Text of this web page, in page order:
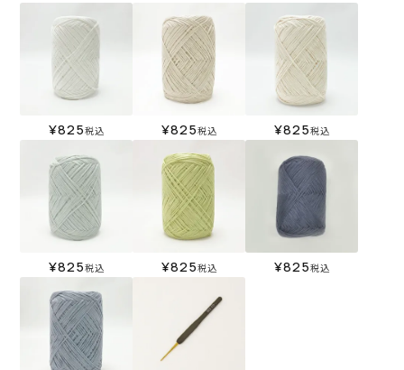
¥825税込 ¥825税込 ¥825税込
¥825税込 ¥825税込 ¥825税込